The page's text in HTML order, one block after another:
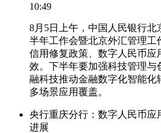
10:49
8月5日上午，中国人民银行北
半年工作会暨北京外汇管理工
信用修复政策、数字人民币应
效。下半年要加强科技管理与
融科技推动金融数字化智能化
多场景应用覆盖。
央行重庆分行：数字人民币应
进展